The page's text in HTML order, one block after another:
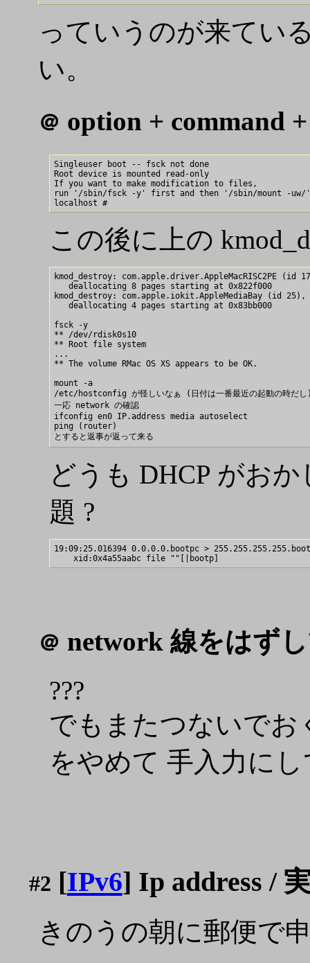
っていうのが来てい
い。
＠ option + command
Singleuser boot -- fsck not done
Root device is mounted read-only
If you want to make modification to files,
run '/sbin/fsck -y' first and then '/sbin/mount -uw/'
この後に上の
kmod_destroy: com.apple.driver.AppleMacRISC2PE (id
   deallocating 8 pages starting at 0x822f000
kmod_destroy: com.apple.iokit.AppleMediaBay (id 25),
   deallocating 4 pages starting at 0x83bb000
fsck -y
** /dev/rdisk0s10
** Root file system
...
** The volume RMac OS XS appears to be OK.
mount -a
/etc/hostconfig が怪しいなぁ (日付は一番最近の起動の時だ
一応 network の確認
ifconfig en0 IP.address media autoselect
ping (router)
どうも DHCP がお
題 ?
19:09:25.016394 0.0.0.0.bootpc >
＠ network 線をはず
???
でもまたつないでお
をやめて 手入力に
#2 [IPv6] Ip address /
きのうの朝に郵便で